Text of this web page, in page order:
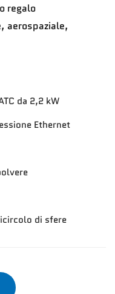
regalo
aerospaziale,
da 2,2 kW
Ethernet
di sfere